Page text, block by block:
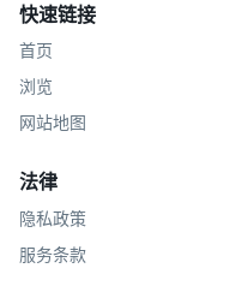
快速链接
首页
浏览
网站地图
法律
隐私政策
服务条款